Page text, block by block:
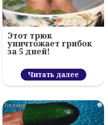
Этот трюк
уничтожает грибок
за 5 дней!
Читать далее
i